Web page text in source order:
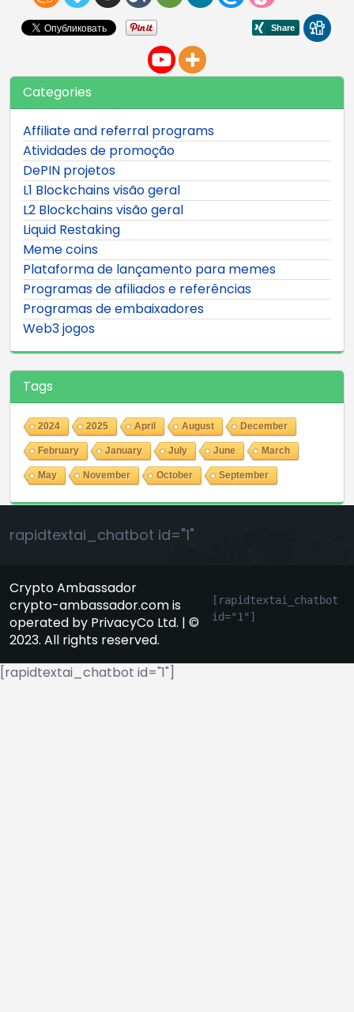
Categories
Affiliate and referral programs
Atividades de promoção
DePIN projetos
L1 Blockchains visão geral
L2 Blockchains visão geral
Liquid Restaking
Meme coins
Plataforma de lançamento para memes
Programas de afiliados e referências
Programas de embaixadores
Web3 jogos
Tags
2024 2025 April August December
February January July June March
May November October September
rapidtextai_chatbot id="1"
Crypto Ambassador
crypto-ambassador.com is
operated by PrivacyCo Ltd. | ©
2023. All rights reserved.
[rapidtextai_chatbot
id="1"]
[rapidtextai_chatbot id="1"]